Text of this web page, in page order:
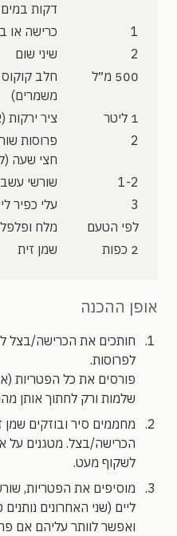
דקות
1
כרישה או
2
שיני שום
500 מ״ל
משמרים)
1 ליטר
ציר ירקות
2
פרוסות
חצי שעה
1-2
שורשי עשב
3
עלי כפיר
לפי הטעם
מלח ופלפל
2 כפות
שמן זית
אופן ההכנה
חותכים את הכרישה/בצל
לפרוסות.
פורסים את כל הפטריות
שלמות ורק לחתוך אותן
מחממים סיר ובוזקים שמן
הכרישה/בצל. מטגנים על
לשקוף מעט.
מוסיפים את הפטריות,
ליים (שני האחרונים
ואפשר לוותר עליהם אם